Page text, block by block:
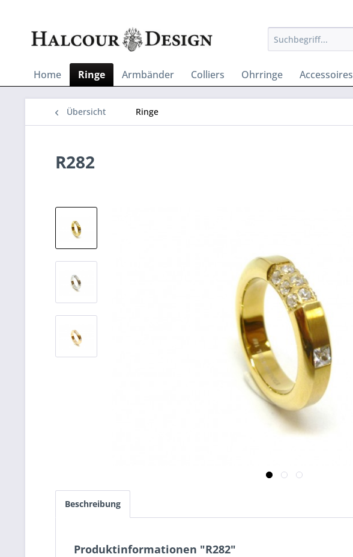
Home Ringe Armbänder Colliers Ohrringe Accessoires
Übersicht Ringe
R282
Beschreibung
Produktinformationen "R282"